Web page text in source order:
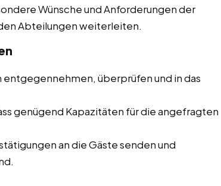
Wünsche und Anforderungen der
Abteilungen weiterleiten.
entgegennehmen, überprüfen und in das
genügend Kapazitäten für die angefragten
an die Gäste senden und